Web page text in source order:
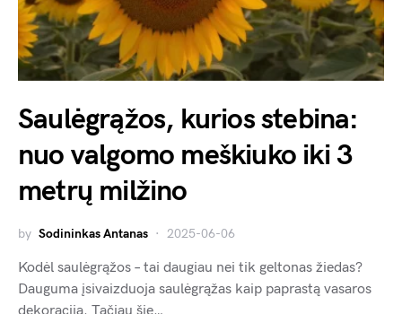
Saulėgrąžos, kurios stebina:
nuo valgomo meškiuko iki 3
metrų milžino
by Sodininkas Antanas 2025-06-06
Kodėl saulėgrąžos – tai daugiau nei tik geltonas žiedas?
Dauguma įsivaizduoja saulėgrąžas kaip paprastą vasaros